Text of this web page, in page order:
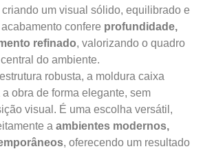
um visual sólido, equilibrado e
confere profundidade,
refinado, valorizando o quadro
do ambiente.
robusta, a moldura caixa
obra de forma elegante, sem
visual. É uma escolha versátil,
a ambientes modernos,
, oferecendo um resultado